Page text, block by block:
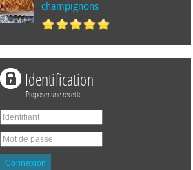
champignons
Identification
Proposer une recette
Connexion